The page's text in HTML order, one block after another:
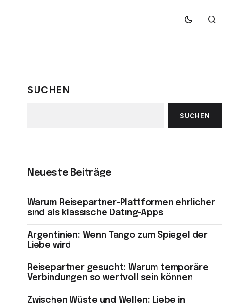
SUCHEN
SUCHEN
Neueste Beiträge
Warum Reisepartner-Plattformen ehrlicher
sind als klassische Dating-Apps
Argentinien: Wenn Tango zum Spiegel der
Liebe wird
Reisepartner gesucht: Warum temporäre
Verbindungen so wertvoll sein können
Zwischen Wüste und Wellen: Liebe in